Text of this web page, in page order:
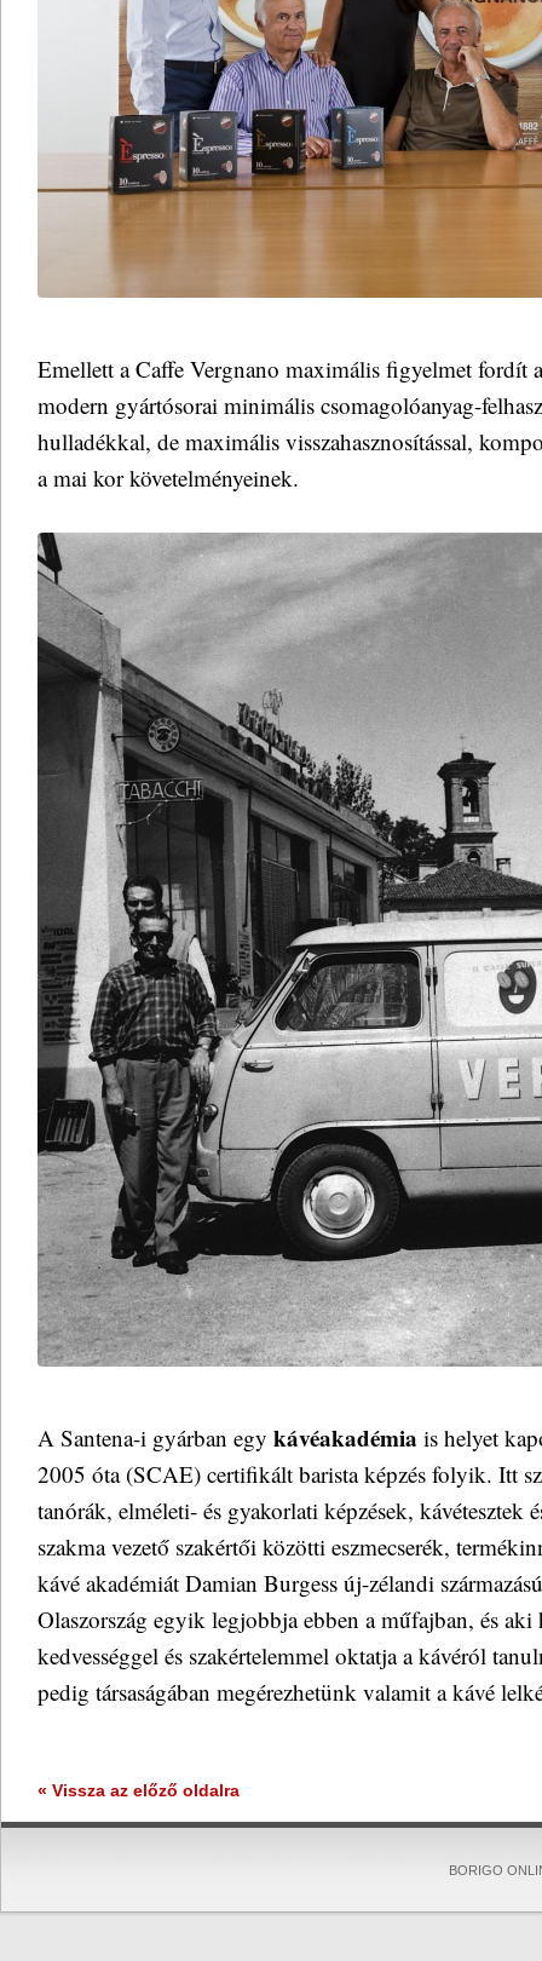
Emellett a Caffe Vergnano maximális figyelmet fordít
modern gyártósorai minimális csomagolóanyag-
hulladékkal, de maximális visszahasznosítással,
a mai kor követelményeinek.
A Santena-i gyárban egy kávéakadémia is helyet
2005 óta (SCAE) certifikált barista képzés folyik. Itt
tanórák, elméleti- és gyakorlati képzések, kávétesztek
szakma vezető szakértői közötti eszmecserék,
kávé akadémiát Damian Burgess új-zélandi
Olaszország egyik legjobbja ebben a műfajban, és
kedvességgel és szakértelemmel oktatja a kávéról
pedig társaságában megérezhetünk valamit a kávé
« Vissza az előző oldalra
BORIGO